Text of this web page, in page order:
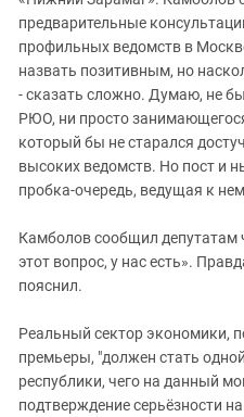
Чечня
Южная Осетия
ЮФО
предварительные
профильных ведомств в
назвать позитивным, но
- сказать сложно. Думаю, не
РЮО, ни просто
который бы не старался
высоких ведомств. Но пост и
пробка-очередь, ведущая к
Камболов сообщил депутатам
этот вопрос, у нас есть».
пояснил.
Реальный сектор экономики,
премьеры, "должен стать
республики, чего на данный
подтверждение серьёзности